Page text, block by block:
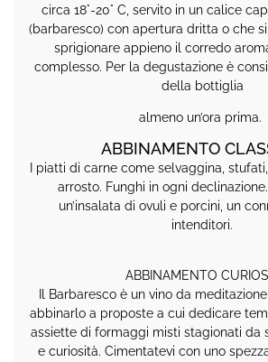
circa 18°-20° C, servito in un calice
(barbaresco) con apertura dritta o che
sprigionare appieno il corredo
complesso. Per la degustazione è
della bottiglia
almeno un’ora prima.
ABBINAMENTO
I piatti di carne come selvaggina,
arrosto. Funghi in ogni
un’insalata di ovuli e porcini, un
intenditori.
ABBINAMENTO
Il Barbaresco è un vino da
abbinarlo a proposte a cui dedicare
assiette di formaggi misti stagionati da
e curiosità. Cimentatevi con uno